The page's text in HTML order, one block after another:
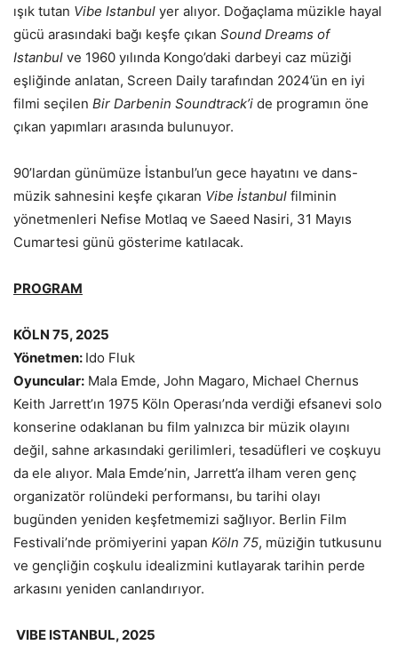
ışık tutan Vibe Istanbul yer alıyor. Doğaçlama müzikle hayal
gücü arasındaki bağı keşfe çıkan Sound Dreams of
Istanbul ve 1960 yılında Kongo’daki darbeyi caz müziği
eşliğinde anlatan, Screen Daily tarafından 2024’ün en iyi
filmi seçilen Bir Darbenin Soundtrack’i de programın öne
çıkan yapımları arasında bulunuyor.
90’lardan günümüze İstanbul’un gece hayatını ve dans-
müzik sahnesini keşfe çıkaran Vibe İstanbul filminin
yönetmenleri Nefise Motlaq ve Saeed Nasiri, 31 Mayıs
Cumartesi günü gösterime katılacak.
PROGRAM
KÖLN 75, 2025
Yönetmen: Ido Fluk
Oyuncular: Mala Emde, John Magaro, Michael Chernus
Keith Jarrett’ın 1975 Köln Operası’nda verdiği efsanevi solo
konserine odaklanan bu film yalnızca bir müzik olayını
değil, sahne arkasındaki gerilimleri, tesadüfleri ve coşkuyu
da ele alıyor. Mala Emde’nin, Jarrett’a ilham veren genç
organizatör rolündeki performansı, bu tarihi olayı
bugünden yeniden keşfetmemizi sağlıyor. Berlin Film
Festivali’nde prömiyerini yapan Köln 75, müziğin tutkusunu
ve gençliğin coşkulu idealizmini kutlayarak tarihin perde
arkasını yeniden canlandırıyor.
VIBE ISTANBUL, 2025